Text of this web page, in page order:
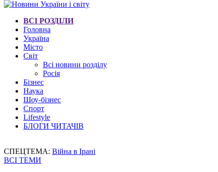
ВСІ РОЗДІЛИ
Головна
Україна
Місто
Світ
Всі новини розділу
Росія
Бізнес
Наука
Шоу-бізнес
Спорт
Lifestyle
БЛОГИ ЧИТАЧІВ
СПЕЦТЕМА: Війна в Ірані
ВСІ ТЕМИ